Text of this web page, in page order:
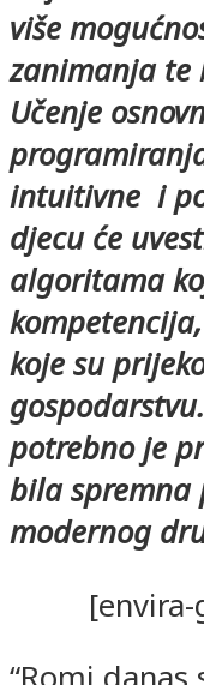
više
zanimanja te
Učenje
intuitivne i
djecu će
algoritama
koje su
potrebno je
bila spremna
modernog